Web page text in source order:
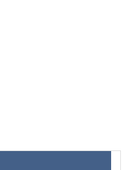
Comunicações